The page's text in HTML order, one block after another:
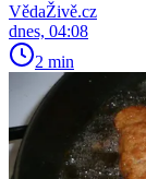
VědaŽivě.cz
dnes, 04:08
2 min